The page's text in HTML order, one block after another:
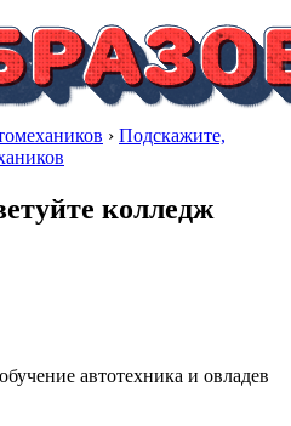
› Подскажите,
колледж
автотехника и овладев